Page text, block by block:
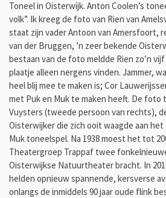
Toneel in Oisterwijk. Anton Coolen’s
volk”. Ik kreeg de foto van Rien van
staat zijn vader Antoon van Amersfoort,
van der Bruggen, ’n zeer bekende
bestaan van de foto meldde Rien zo’n
plaatje alleen nergens vinden. Jammer,
heel blij mee te maken is; Cor
met Puk en Muk te maken heeft. De foto
Vuysters (tweede persoon van rechts),
Oisterwijker die zich ooit waagde aan het
Muk toneelspel. Na 1938 moest het tot
Theatergroep Trappaf twee
Oisterwijkse Natuurtheater bracht. In
helden opnieuw spannende, kersverse
onlangs de inmiddels 90 jaar oude flink